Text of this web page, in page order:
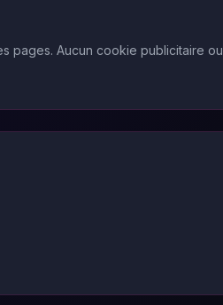
pages. Aucun cookie publicitaire ou